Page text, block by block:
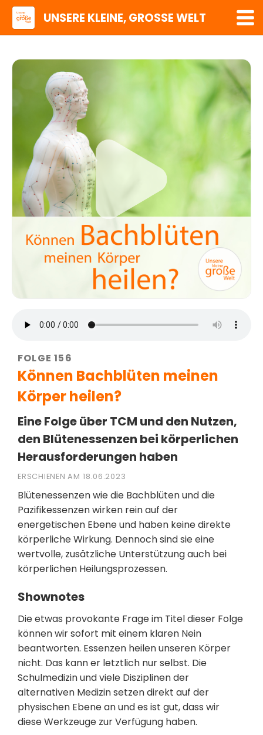
UNSERE KLEINE, GROSSE WELT
Playlists
Abonnieren
FOLGE 156
Können Bachblüten meinen
Körper heilen?
Eine Folge über TCM und den Nutzen,
den Blütenessenzen bei körperlichen
Herausforderungen haben
ERSCHIENEN AM 18.06.2023
Blütenessenzen wie die Bachblüten und die
Pazifikessenzen wirken rein auf der
energetischen Ebene und haben keine direkte
körperliche Wirkung. Dennoch sind sie eine
wertvolle, zusätzliche Unterstützung auch bei
körperlichen Heilungsprozessen.
Shownotes
Die etwas provokante Frage im Titel dieser Folge
können wir sofort mit einem klaren Nein
beantworten. Essenzen heilen unseren Körper
nicht. Das kann er letztlich nur selbst. Die
Schulmedizin und viele Disziplinen der
alternativen Medizin setzen direkt auf der
physischen Ebene an und es ist gut, dass wir
diese Werkzeuge zur Verfügung haben.